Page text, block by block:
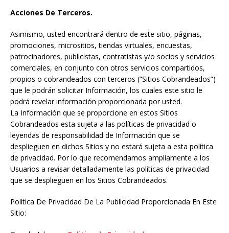
Acciones De Terceros.
Asimismo, usted encontrará dentro de este sitio, páginas,
promociones, micrositios,tiendas virtuales, encuestas,
patrocinadores, publicistas, contratistas y/o socios y servicios
comerciales, en conjunto con otros servicios compartidos,
propios o cobrandeados con terceros (”Sitios Cobrandeados”)
que le podrán solicitar Información, los cuales este sitio le
podrá revelar información proporcionada por usted.
La Información que se proporcione en estos Sitios
Cobrandeados esta sujeta a las políticas de privacidad o
leyendas de responsabilidad de Información que se
desplieguen en dichos Sitios y no estará sujeta a esta política
de privacidad. Por lo que recomendamos ampliamente a los
Usuarios a revisar detalladamente las políticas de privacidad
que se desplieguen en los Sitios Cobrandeados.
Política De Privacidad De La Publicidad Proporcionada En Este
Sitio: